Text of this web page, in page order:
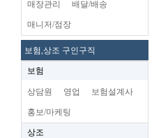
매장관리 배달/배송
매니저/점장
보험,상조 구인구직
보험
상담원 영업 보험설계사
홍보/마케팅
상조